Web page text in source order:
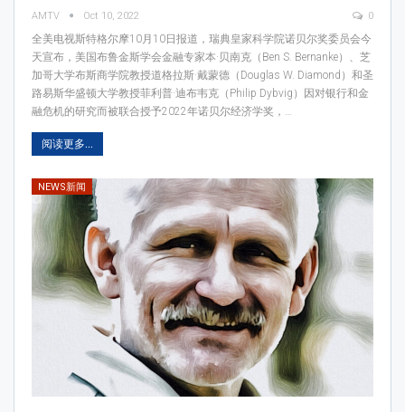
AMTV Oct 10, 2022 0
全美电视斯特格尔摩10月10日报道，瑞典皇家科学院诺贝尔奖委员会今
天宣布，美国布鲁金斯学会金融专家本·贝南克（Ben S. Bernanke）、芝
加哥大学布斯商学院教授道格拉斯·戴蒙德（Douglas W. Diamond）和圣
路易斯华盛顿大学教授菲利普·迪布韦克（Philip Dybvig）因对银行和金
融危机的研究而被联合授予2022年诺贝尔经济学奖，…
阅读更多...
NEWS新闻